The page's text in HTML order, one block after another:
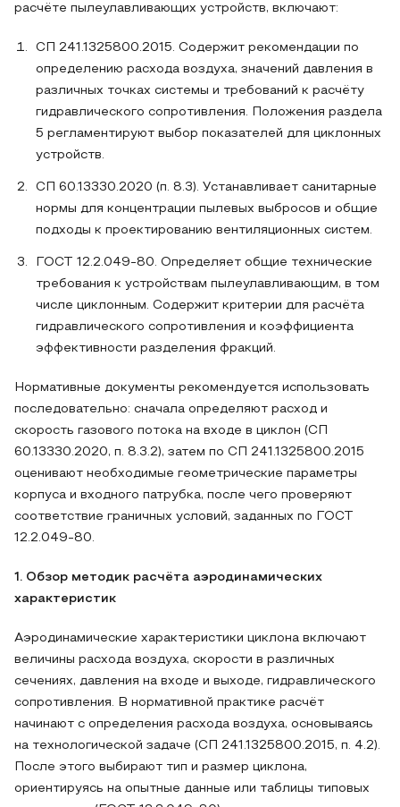
расчёте пылеулавливающих устройств, включают:
СП 241.1325800.2015. Содержит рекомендации по
определению расхода воздуха, значений давления в
различных точках системы и требований к расчёту
гидравлического сопротивления. Положения раздела
5 регламентируют выбор показателей для циклонных
устройств.
СП 60.13330.2020 (п. 8.3). Устанавливает санитарные
нормы для концентрации пылевых выбросов и общие
подходы к проектированию вентиляционных систем.
ГОСТ 12.2.049‑80. Определяет общие технические
требования к устройствам пылеулавливающим, в том
числе циклонным. Содержит критерии для расчёта
гидравлического сопротивления и коэффициента
эффективности разделения фракций.
Нормативные документы рекомендуется использовать
последовательно: сначала определяют расход и
скорость газового потока на входе в циклон (СП
60.13330.2020, п. 8.3.2), затем по СП 241.1325800.2015
оценивают необходимые геометрические параметры
корпуса и входного патрубка, после чего проверяют
соответствие граничных условий, заданных по ГОСТ
12.2.049‑80.
1. Обзор методик расчёта аэродинамических
характеристик
Аэродинамические характеристики циклона включают
величины расхода воздуха, скорости в различных
сечениях, давления на входе и выходе, гидравлического
сопротивления. В нормативной практике расчёт
начинают с определения расхода воздуха, основываясь
на технологической задаче (СП 241.1325800.2015, п. 4.2).
После этого выбирают тип и размер циклона,
ориентируясь на опытные данные или таблицы типовых